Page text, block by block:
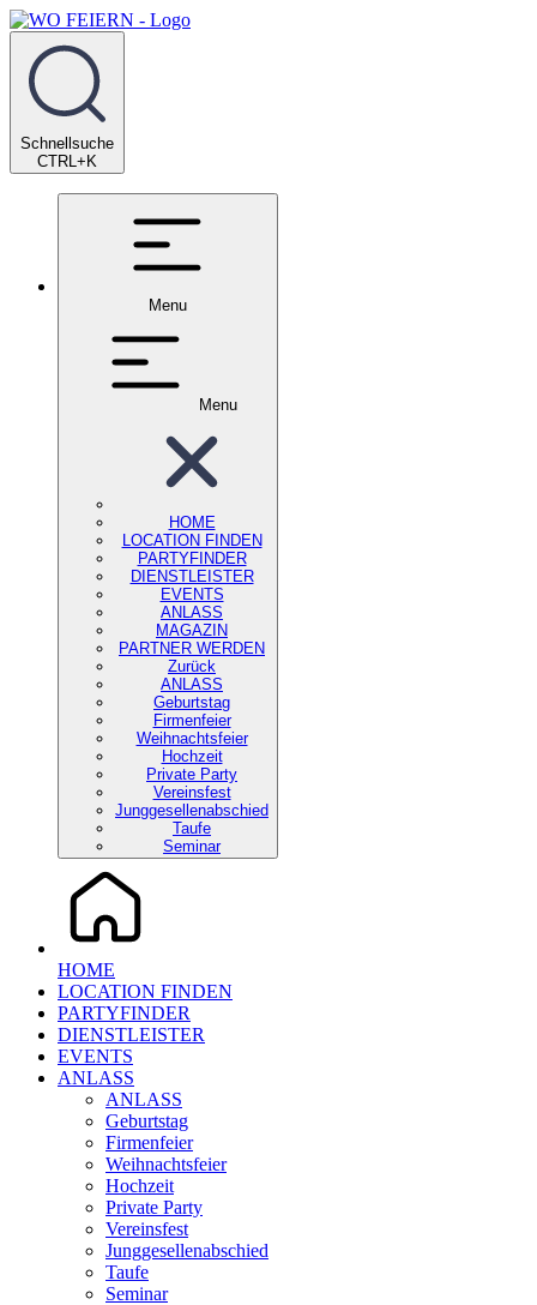
Schnellsuche
CTRL+K
Menu
Menu
HOME
LOCATION FINDEN
PARTYFINDER
DIENSTLEISTER
EVENTS
ANLASS
MAGAZIN
PARTNER WERDEN
Zurück
ANLASS
Geburtstag
Firmenfeier
Weihnachtsfeier
Hochzeit
Private Party
Vereinsfest
Junggesellenabschied
Taufe
Seminar
HOME
LOCATION FINDEN
PARTYFINDER
DIENSTLEISTER
EVENTS
ANLASS
ANLASS
Geburtstag
Firmenfeier
Weihnachtsfeier
Hochzeit
Private Party
Vereinsfest
Junggesellenabschied
Taufe
Seminar